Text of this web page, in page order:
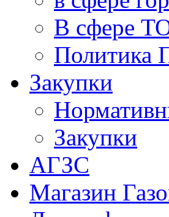
В сфере
Политика
Закупки
Закупки
АГЗС
Магазин